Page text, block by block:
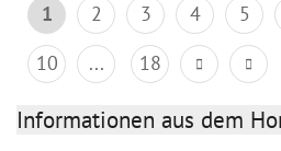
1 2 3 4 5
10
... 18
Informationen aus dem